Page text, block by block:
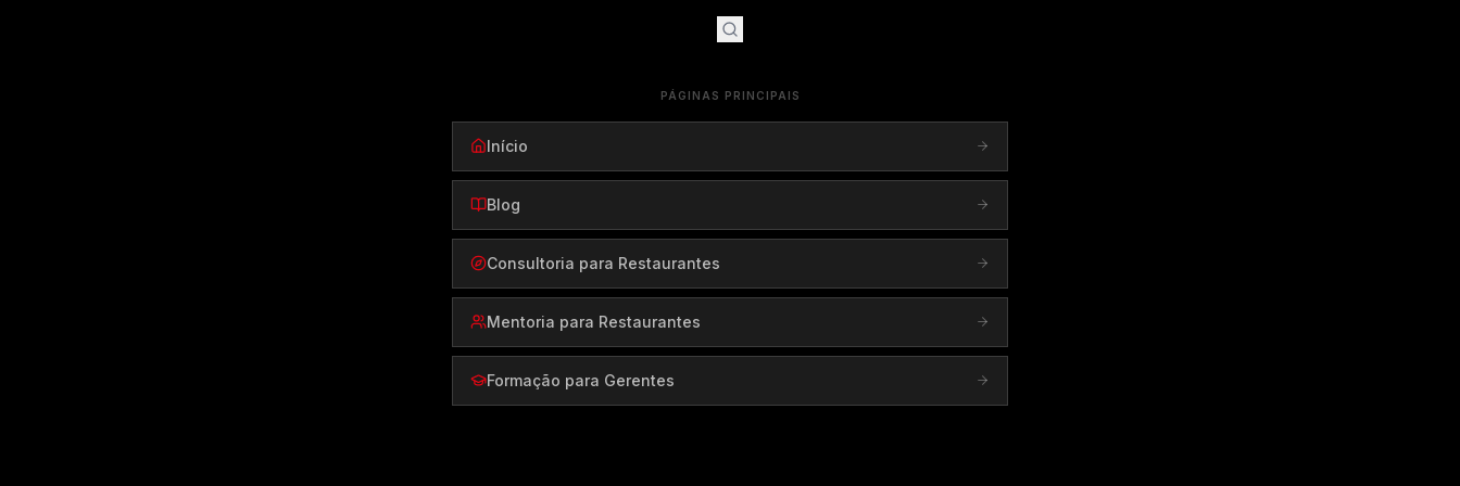
PÁGINAS PRINCIPAIS
Início
Blog
Consultoria para Restaurantes
Mentoria para Restaurantes
Formação para Gerentes